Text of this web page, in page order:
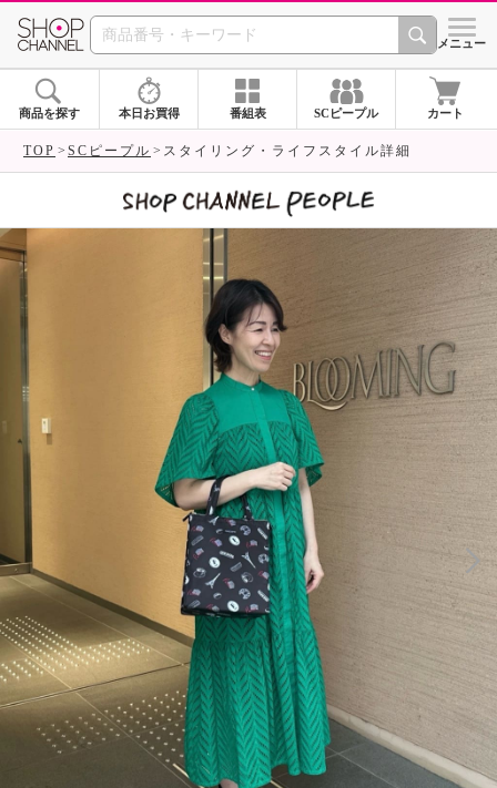
SHOP CHANNEL シメニュー
商品を探す 本日お買得 番組表 SCピープル カート
TOP SCピープル スタイリング・ライフスタイル詳細